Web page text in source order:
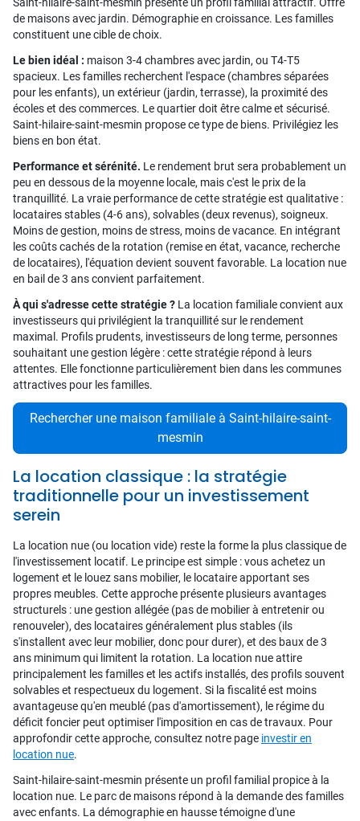
de maisons avec jardin. Démographie en croissance. Les familles
constituent une cible de choix.
Le bien idéal : maison 3-4 chambres avec jardin, ou T4-T5
spacieux. Les familles recherchent l'espace (chambres séparées
pour les enfants), un extérieur (jardin, terrasse), la proximité des
écoles et des commerces. Le quartier doit être calme et sécurisé.
Saint-hilaire-saint-mesmin propose ce type de biens. Privilégiez les
biens en bon état.
Performance et sérénité. Le rendement brut sera probablement un
peu en dessous de la moyenne locale, mais c'est le prix de la
tranquillité. La vraie performance de cette stratégie est qualitative :
locataires stables (4-6 ans), solvables (deux revenus), soigneux.
Moins de gestion, moins de stress, moins de vacance. En intégrant
les coûts cachés de la rotation (remise en état, vacance, recherche
de locataires), l'équation devient souvent favorable. La location nue
en bail de 3 ans convient parfaitement.
À qui s'adresse cette stratégie ? La location familiale convient aux
investisseurs qui privilégient la tranquillité sur le rendement
maximal. Profils prudents, investisseurs de long terme, personnes
souhaitant une gestion légère : cette stratégie répond à leurs
attentes. Elle fonctionne particulièrement bien dans les communes
attractives pour les familles.
Rechercher une maison familiale à Saint-hilaire-saint-
mesmin
La location classique : la stratégie
traditionnelle pour un investissement
serein
La location nue (ou location vide) reste la forme la plus classique de
l'investissement locatif. Le principe est simple : vous achetez un
logement et le louez sans mobilier, le locataire apportant ses
propres meubles. Cette approche présente plusieurs avantages
structurels : une gestion allégée (pas de mobilier à entretenir ou
renouveler), des locataires généralement plus stables (ils
s'installent avec leur mobilier, donc pour durer), et des baux de 3
ans minimum qui limitent la rotation. La location nue attire
principalement les familles et les actifs installés, des profils souvent
solvables et respectueux du logement. Si la fiscalité est moins
avantageuse qu'en meublé (pas d'amortissement), le régime du
déficit foncier peut optimiser l'imposition en cas de travaux. Pour
approfondir cette approche, consultez notre page investir en
location nue.
Saint-hilaire-saint-mesmin présente un profil familial propice à la
location nue. Le parc de maisons répond à la demande des familles
avec enfants. La démographie en hausse témoigne d'une